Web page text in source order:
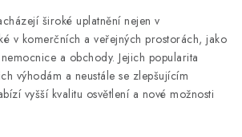
široké uplatnění nejen v
v komerčních a veřejných prostorách, jako
a obchody. Jejich popularita
výhodám a neustále se zlepšujícím
vyšší kvalitu osvětlení a nové možnosti